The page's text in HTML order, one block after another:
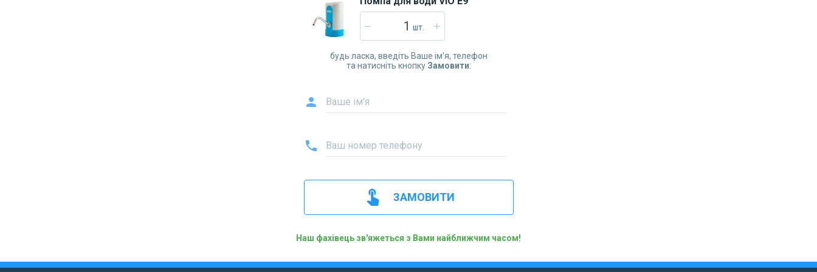
remove ШТ. add
будь ласка, введіть Ваше ім'я, телефон
та натисніть кнопку Замовити:
person Ваше ім'я
phone Ваш номер телефону
touch_app ЗАМОВИТИ
Наш фахівець зв'яжеться з Вами найближчим часом!